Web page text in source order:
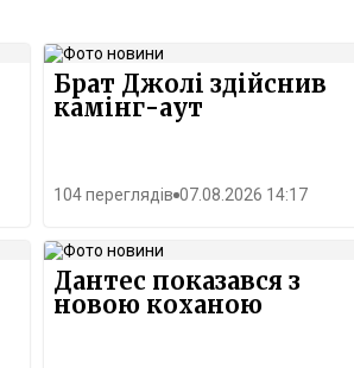
Брат Джолі здійснив
камінг-аут
104 переглядів 07.08.2026 14:17
Дантес показався з
новою коханою